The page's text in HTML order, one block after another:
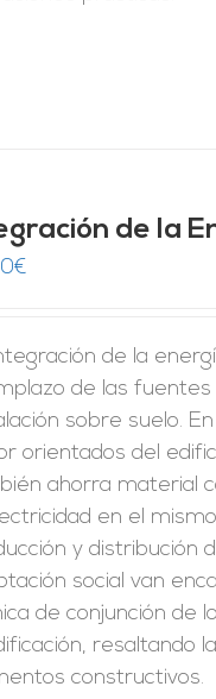
de la
€
de la
de las
sobre suelo.
orientados del
ahorra material
en el
y distribución
social van
de conjunción de
resaltando
constructivos.